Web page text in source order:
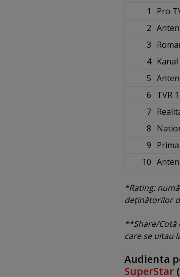
1
Pro
2
3
4 Kanal
5
6 TVR 1
7
8
9
10
*Rating:
deţinătorilor
**Share/Cotă
care se uitau
Audienta
SuperStar